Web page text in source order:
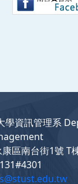
學資訊管理系
區南台街1號 T